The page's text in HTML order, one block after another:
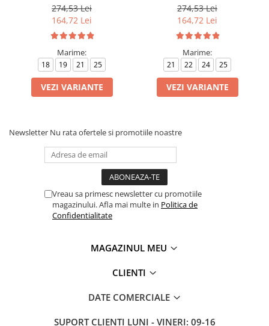
274,53 Lei
164,72 Lei
Marime:
18 19 21 25
VEZI VARIANTE
274,53 Lei
164,72 Lei
Marime:
21 22 24 25
VEZI VARIANTE
Newsletter Nu rata ofertele si promotiile noastre
Vreau sa primesc newsletter cu promotiile
magazinului. Afla mai multe in Politica de
Confidentialitate
MAGAZINUL MEU
CLIENTI
DATE COMERCIALE
SUPORT CLIENTI LUNI - VINERI: 09-16